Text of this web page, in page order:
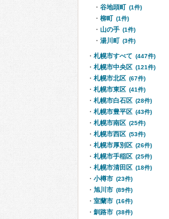
谷地頭町 (1件)
柳町 (1件)
山の手 (1件)
湯川町 (3件)
札幌市すべて (447件)
札幌市中央区 (121件)
札幌市北区 (67件)
札幌市東区 (41件)
札幌市白石区 (28件)
札幌市豊平区 (43件)
札幌市南区 (25件)
札幌市西区 (53件)
札幌市厚別区 (26件)
札幌市手稲区 (25件)
札幌市清田区 (18件)
小樽市 (23件)
旭川市 (89件)
室蘭市 (16件)
釧路市 (38件)